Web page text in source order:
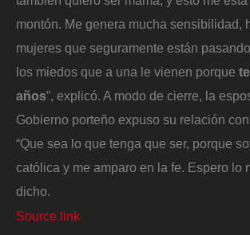
montón. Me genera mucha sensibilidad,
mujeres que seguramente están
los miedos que a una le vienen porque
años”, explicó. A modo de cierre, la
Gobierno porteño expuso su relación
“Que sea lo que tenga que ser, porque
católica y me amparo en la fe. Espero lo
dicho.
Source link